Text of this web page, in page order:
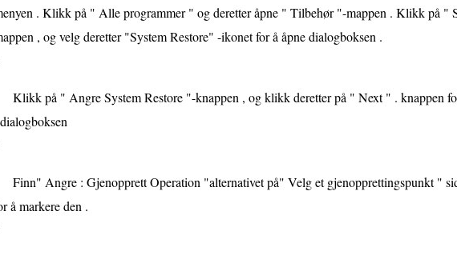
. Klikk på " Alle programmer " og deretter åpne " Tilbehør "-mappen . Klikk på "
, og velg deretter "System Restore" -ikonet for å åpne dialogboksen .
Klikk på " Angre System Restore "-knappen , og klikk deretter på " Next " . knappen
Finn" Angre : Gjenopprett Operation "alternativet på" Velg et gjenopprettingspunkt "
å markere den .